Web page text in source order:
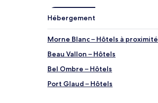
Hébergement
Morne Blanc – Hôtels à proximité
Beau Vallon – Hôtels
Bel Ombre – Hôtels
Port Glaud – Hôtels